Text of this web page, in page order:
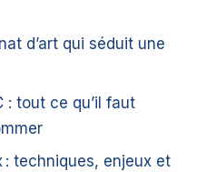
d’art qui séduit une
: tout ce qu’il faut
: techniques, enjeux et